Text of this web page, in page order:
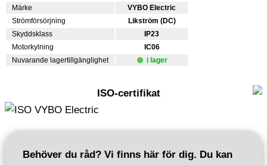
Märke
VYBO Electric
Strömförsörjning
Likström (DC)
Skyddsklass
IP23
Motorkylning
IC06
Nuvarande lagertillgänglighet
i lager
ISO-certifikat
Behöver du råd? Vi finns här för dig. Du kan